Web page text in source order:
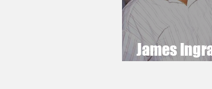
James